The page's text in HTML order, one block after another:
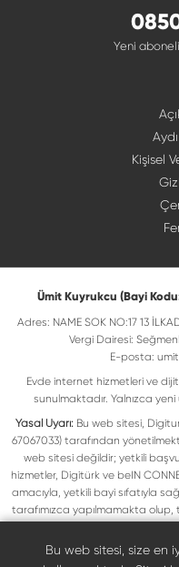
Yeni
Kişisel
Ümit Kuyrukcu (Bayi
Adres: NAME SOK NO:17 13
Vergi Dairesi:
E-posta:
Evde internet hizmetleri ve
sunulmaktadır. Yalnızca
Yasal Uyarı: Bu web sitesi,
67067033) tarafından
web sitesi değildir; yetkili
hizmetler, Digitürk ve beIN
amacıyla, yetkili bayi sıfatıyla
tarafımızca yapılmamakta
ilgili hak sahiplerine ait olup
marka sahiplerinin kullanım
Bu web sitesi, size en